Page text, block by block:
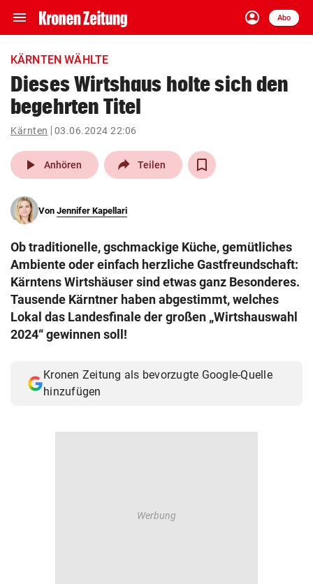
menu Navigation
ein-/ausklappen
account_circle
Anmelden
Abo
close Schließen
account_circle Anmelden
pin_drop
Wien arrow_right
search
eingeben
© Krone Multimedia GmbH & Co KG 2026
Muthgasse 2, 1190 Wien
KÄRNTEN WÄHLTE
Dieses Wirtshaus holte sich den
begehrten Titel
Kärnten 03.06.2024 22:06
play_arrow Anhören Teilen
Von Jennifer Kapellari
Ob traditionelle, gschmackige Küche, gemütliches
Ambiente oder einfach herzliche Gastfreundschaft:
Kärntens Wirtshäuser sind etwas ganz Besonderes.
Tausende Kärntner haben abgestimmt, welches
Lokal das Landesfinale der großen „Wirtshauswahl
2024“ gewinnen soll!
Kronen Zeitung als bevorzugte Google-Quelle
hinzufügen